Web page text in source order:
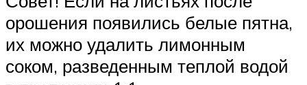
орошения появились белые пятна,
их можно удалить лимонным
соком, разведенным теплой водой